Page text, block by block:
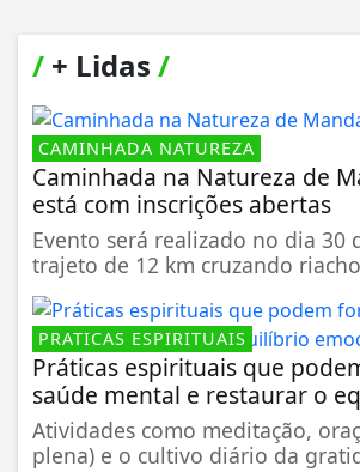
/ + Lidas /
CAMINHADA NATUREZA
Caminhada na Natureza de
está com inscrições abertas
Evento será realizado no dia 30
trajeto de 12 km cruzando
PRATICAS ESPIRITUAIS
Práticas espirituais que
saúde mental e restaurar o
Atividades como meditação,
plena) e o cultivo diário da